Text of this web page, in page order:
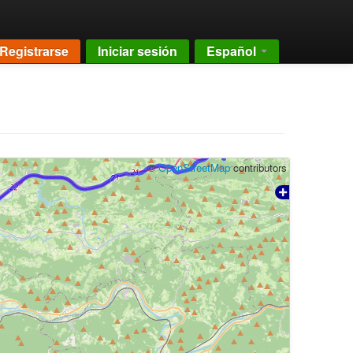
Registrarse Iniciar sesión Español
©OpenStreetMapcontributors